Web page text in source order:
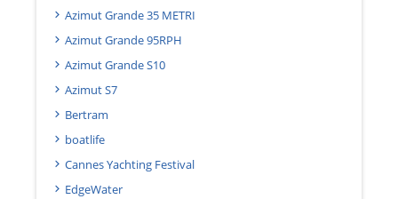
Azimut Grande 35 METRI
Azimut Grande 95RPH
Azimut Grande S10
Azimut S7
Bertram
boatlife
Cannes Yachting Festival
EdgeWater